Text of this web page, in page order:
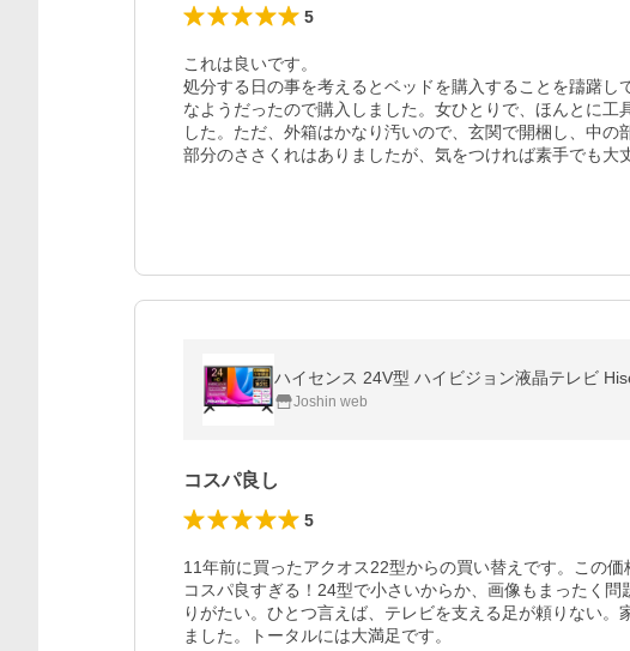
5
これは良いです。
処分する日の事を考えるとベッドを購入することを躊躇
なようだったので購入しました。女ひとりで、ほんとに工
した。ただ、外箱はかなり汚いので、玄関で開梱し、中
部分のささくれはありましたが、気をつければ素手でも大
ハイセンス 24V型 ハイビジョン液晶テレビ
Joshin web
コスパ良し
5
11年前に買ったアクオス22型からの買い替えです。この
コスパ良すぎる！24型で小さいからか、画像もまったく
りがたい。ひとつ言えば、テレビを支える足が頼りない
ました。トータルには大満足です。